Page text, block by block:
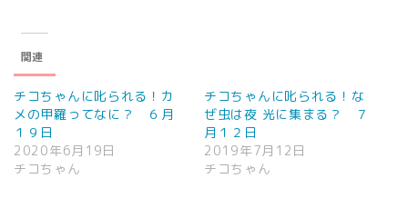
関連
チコちゃんに叱られる！カ
メの甲羅ってなに？ ６月
１９日
2020年6月19日
チコちゃん
チコちゃんに叱られる！な
ぜ虫は夜 光に集まる？ ７
月１２日
2019年7月12日
チコちゃん